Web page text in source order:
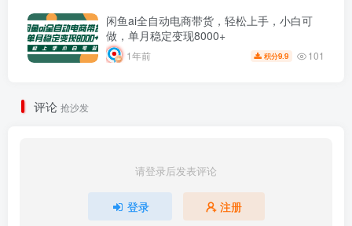
闲鱼ai全自动电商带货，轻松上手，小白可
做，单月稳定变现8000+
1年前 积分9.9 101
评论 抢沙发
请登录后发表评论
登录 注册